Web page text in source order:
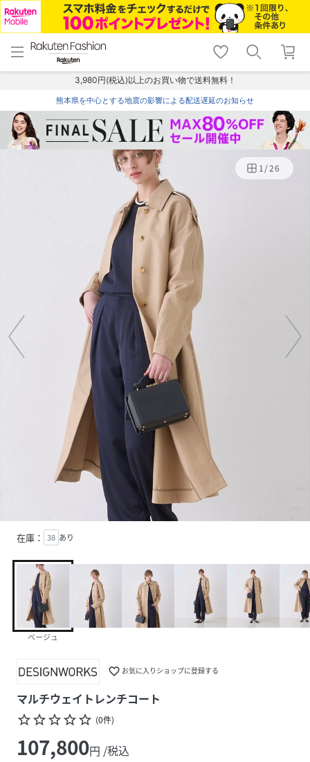
menu home
トップ
shopping_cart lock_outline
ログイン
3,980円(税込)以上のお買い物で送料無料！
熊本県を中心とする地震の影響による配送遅延のお知らせ
1/26
在庫： 38 あり
ベージュ
favorite_border お気に入りショップに登録する
マルチウェイトレンチコート
star_borderstar_borderstar_borderstar_borderstar_border (0件)
107,800円 /税込